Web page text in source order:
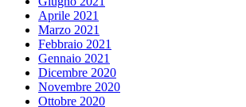
Aprile 2021
Marzo 2021
Febbraio 2021
Gennaio 2021
Dicembre 2020
Novembre 2020
Ottobre 2020